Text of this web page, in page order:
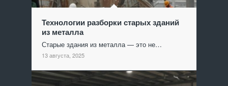
Технологии разборки старых зданий
из металла
Старые здания из металла — это не…
13 августа, 2025